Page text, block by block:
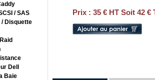
/ SAS
/ Disquette
Dell
Baie
Prix : 35 € HT Soit 42 €